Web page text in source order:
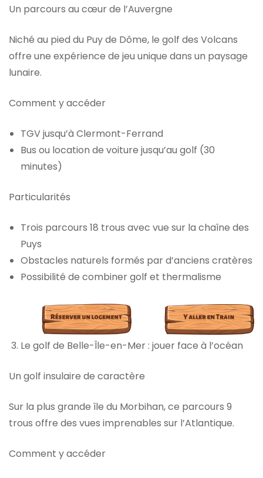
Un parcours au cœur de l’Auvergne
Niché au pied du Puy de Dôme, le golf des Volcans
offre une expérience de jeu unique dans un paysage
lunaire.
Comment y accéder
TGV jusqu’à Clermont-Ferrand
Bus ou location de voiture jusqu’au golf (30
minutes)
Particularités
Trois parcours 18 trous avec vue sur la chaîne des
Puys
Obstacles naturels formés par d’anciens cratères
Possibilité de combiner golf et thermalisme
Le golf de Belle-Île-en-Mer : jouer face à l’océan
Un golf insulaire de caractère
Sur la plus grande île du Morbihan, ce parcours 9
trous offre des vues imprenables sur l’Atlantique.
Comment y accéder